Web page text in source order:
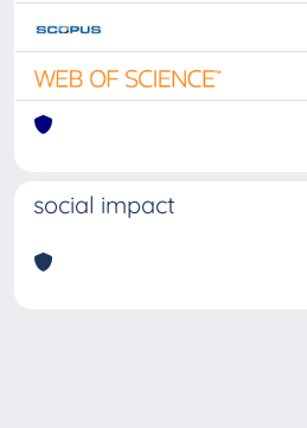
social impact